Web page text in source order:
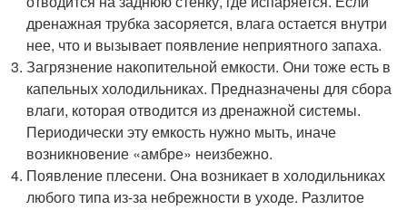
дренажная трубка засоряется, влага остается внутри
нее, что и вызывает появление неприятного запаха.
Загрязнение накопительной емкости. Они тоже есть в
капельных холодильниках. Предназначены для сбора
влаги, которая отводится из дренажной системы.
Периодически эту емкость нужно мыть, иначе
возникновение «амбре» неизбежно.
Появление плесени. Она возникает в холодильниках
любого типа из-за небрежности в уходе. Разлитое